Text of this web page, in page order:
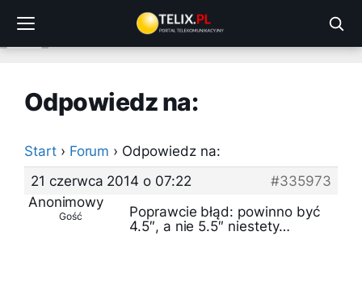
treści
Odpowiedz na:
Start › Forum › Odpowiedz na:
21 czerwca 2014 o 07:22
#335973
Anonimowy
Gość
Poprawcie błąd: powinno być
4.5″, a nie 5.5″ niestety…